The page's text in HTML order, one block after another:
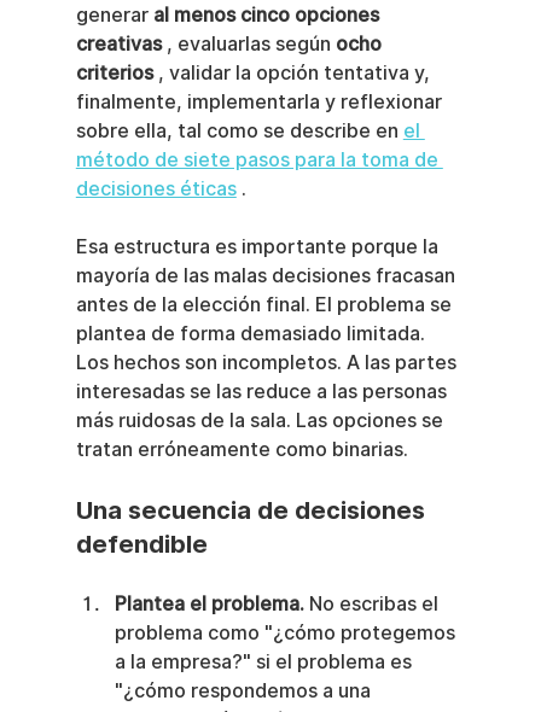
generar al menos cinco opciones
creativas , evaluarlas según ocho
criterios , validar la opción tentativa y,
finalmente, implementarla y reflexionar
sobre ella, tal como se describe en el
método de siete pasos para la toma de
decisiones éticas .
Esa estructura es importante porque la
mayoría de las malas decisiones fracasan
antes de la elección final. El problema se
plantea de forma demasiado limitada.
Los hechos son incompletos. A las partes
interesadas se las reduce a las personas
más ruidosas de la sala. Las opciones se
tratan erróneamente como binarias.
Una secuencia de decisiones
defendible
Plantea el problema. No escribas el
problema como "¿cómo protegemos
a la empresa?" si el problema es
"¿cómo respondemos a una